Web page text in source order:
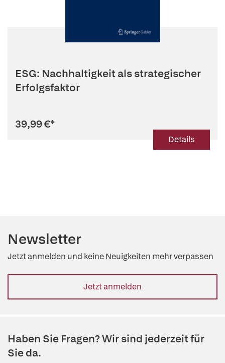
ESG: Nachhaltigkeit als strategischer
Erfolgsfaktor
39,99 €*
Details
Newsletter
Jetzt anmelden und keine Neuigkeiten mehr verpassen
Jetzt anmelden
Haben Sie Fragen? Wir sind jederzeit für
Sie da.